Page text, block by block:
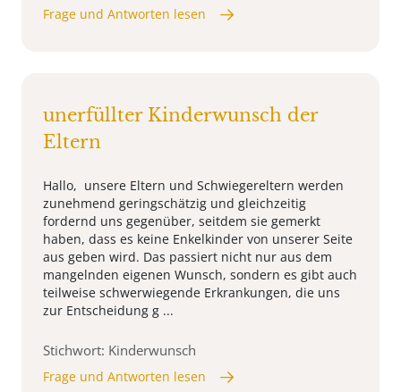
Frage und Antworten lesen
unerfüllter Kinderwunsch der
Eltern
Hallo, unsere Eltern und Schwiegereltern werden
zunehmend geringschätzig und gleichzeitig
fordernd uns gegenüber, seitdem sie gemerkt
haben, dass es keine Enkelkinder von unserer Seite
aus geben wird. Das passiert nicht nur aus dem
mangelnden eigenen Wunsch, sondern es gibt auch
teilweise schwerwiegende Erkrankungen, die uns
zur Entscheidung g ...
Stichwort: Kinderwunsch
Frage und Antworten lesen